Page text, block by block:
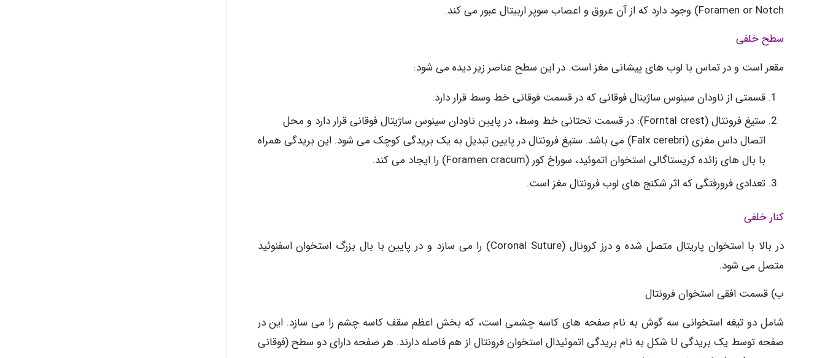
Foramen or Notch) وجود دارد که از آن عروق و اعصاب سوپر اربیتال عبور می کند.
سطح خلفی
مقعر است و در تماس با لوب های پیشانی مغز است. در این سطح عناصر زیر دیده می شود:
قسمتی از ناودان سینوس ساژینال فوقانی که در قسمت فوقانی خط وسط قرار دارد.
ستیغ فرونتال (Forntal crest): در قسمت تحتانی خط وسط، در پایین ناودان سینوس ساژیتال فوقانی قرار دارد و محل
اتصال داس مغزی (Falx cerebri) می باشد. ستیغ فرونتال در پایین تبدیل به یک بریدگی کوچک می شود. این بریدگی همراه
با بال های زائده کریستاگالی استخوان اتموئید، سوراخ کور (Foramen cracum) را ایجاد می کند.
تعدادی فرورفتگی که اثر شکنج های لوب فرونتال مغز است.
کنار خلفی
در بالا با استخوان پاریتال متصل شده و درز کرونال (Coronal Suture) را می سازد و در پایین با بال بزرگ استخوان اسفنوئید
متصل می شود.
ب) قسمت افقی استخوان فرونتال
شامل دو تیغه استخوانی سه گوش به نام صفحه های کاسه چشمی است، که بخش اعظم سقف کاسه چشم را می سازد. این در
صفحه توسط یک بریدگی U شکل به نام بریدگی اتموئیدال استخوان فرونتال از هم فاصله دارند. هر صفحه دارای دو سطح (فوقانی